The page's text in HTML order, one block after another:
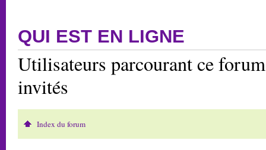
QUI EST EN LIGNE
Utilisateurs parcourant ce
invités
Index du forum